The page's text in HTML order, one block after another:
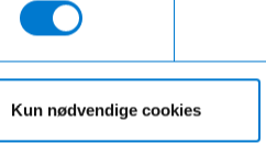
Kun nødvendige cookies